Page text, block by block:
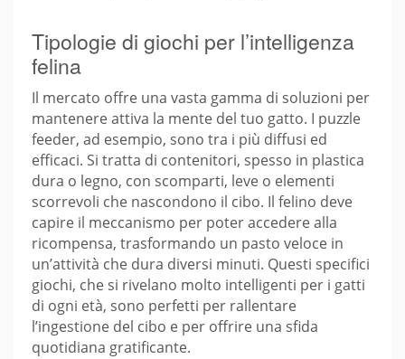
Tipologie di giochi per l’intelligenza
felina
Il mercato offre una vasta gamma di soluzioni per
mantenere attiva la mente del tuo gatto. I puzzle
feeder, ad esempio, sono tra i più diffusi ed
efficaci. Si tratta di contenitori, spesso in plastica
dura o legno, con scomparti, leve o elementi
scorrevoli che nascondono il cibo. Il felino deve
capire il meccanismo per poter accedere alla
ricompensa, trasformando un pasto veloce in
un’attività che dura diversi minuti. Questi specifici
giochi, che si rivelano molto intelligenti per i gatti
di ogni età, sono perfetti per rallentare
l’ingestione del cibo e per offrire una sfida
quotidiana gratificante.